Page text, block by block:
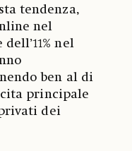
tendenza,
nel
nel
ben al di
principale
dei